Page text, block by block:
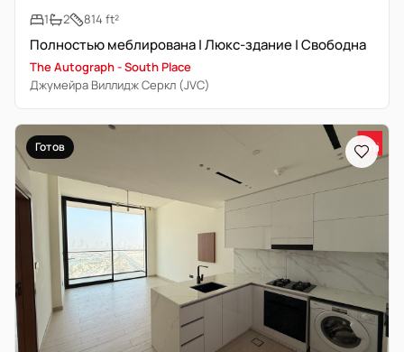
1
2 814 ft²
Полностью меблирована | Люкс-здание | Свободна
The Autograph - South Place
Джумейра Виллидж Серкл (JVC)
Готов